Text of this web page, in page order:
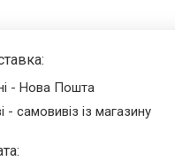
- Нова Пошта
- самовивіз із магазину